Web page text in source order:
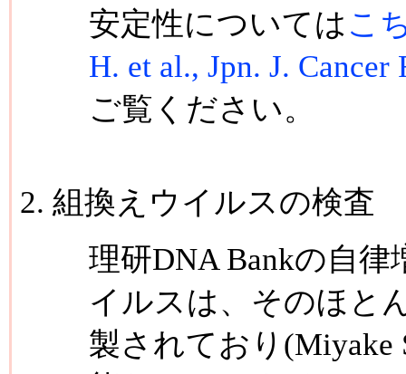
安定性については こ
H. et al., Jpn. J.
ご覧ください。
組換えウイルスの検査
理研DNA Bankの自
イルスは、そのほと
製されており(Miyake